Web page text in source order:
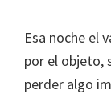
Esa noche el
por el objeto,
perder algo